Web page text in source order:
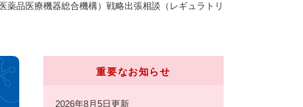
薬品医療機器総合機構）戦略出張相談（レギュラトリ
重要なお知らせ
2026年8月5日更新